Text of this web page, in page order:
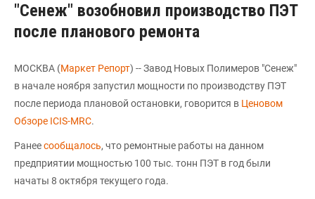
"Сенеж" возобновил производство ПЭТ
после планового ремонта
МОСКВА (Маркет Репорт) -- Завод Новых Полимеров "Сенеж"
в начале ноября запустил мощности по производству ПЭТ
после периода плановой остановки, говорится в Ценовом
Обзоре ICIS-MRC.
Ранеесообщалось, что ремонтные работы на данном
предприятии мощностью 100 тыс. тонн ПЭТ в год были
начаты 8 октября текущего года.